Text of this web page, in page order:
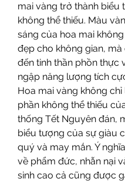
mai vàng trở thành biểu
không thể thiếu. Màu
sáng của hoa mai
đẹp cho không gian, mà
đến tinh thần phồn thực
ngập năng lượng tích
Hoa mai vàng không
phần không thể thiếu
thống Tết Nguyên đán,
biểu tượng của sự giàu
quý và may mắn. Ý
về phẩm đức, nhẫn nại
sinh cao cả cũng được